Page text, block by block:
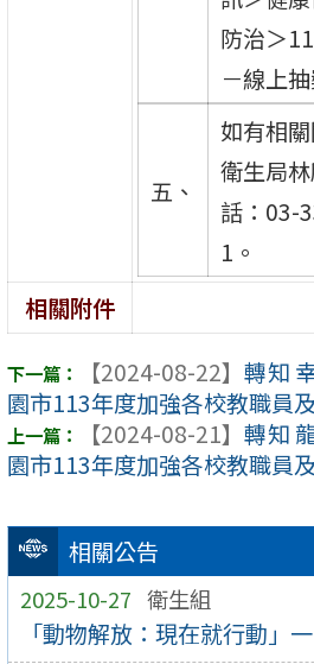
相關公告
2025-10-27 衛生組
「動物解放：現在就行動」
防治＞
－線上
五、
如有相
衛生局
話：03-
1。
相關附件
【2024-08-22】 轉知
園市113年度加強各校教職員
【2024-08-21】 轉知
園市113年度加強各校教職員